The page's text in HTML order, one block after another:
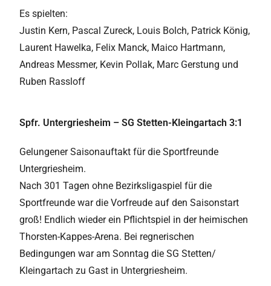
Es spielten:
Justin Kern, Pascal Zureck, Louis Bolch, Patrick König,
Laurent Hawelka, Felix Manck, Maico Hartmann,
Andreas Messmer, Kevin Pollak, Marc Gerstung und
Ruben Rassloff
Spfr. Untergriesheim – SG Stetten-Kleingartach 3:1
Gelungener Saisonauftakt für die Sportfreunde
Untergriesheim.
Nach 301 Tagen ohne Bezirksligaspiel für die
Sportfreunde war die Vorfreude auf den Saisonstart
groß! Endlich wieder ein Pflichtspiel in der heimischen
Thorsten-Kappes-Arena. Bei regnerischen
Bedingungen war am Sonntag die SG Stetten/
Kleingartach zu Gast in Untergriesheim.